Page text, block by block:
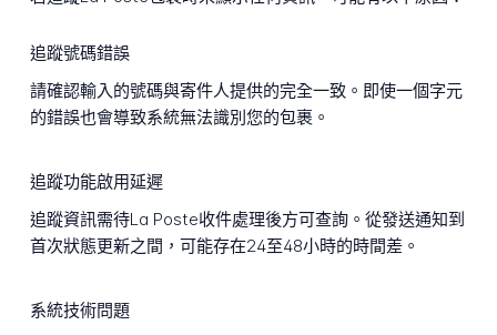
追蹤號碼錯誤
請確認輸入的號碼與寄件人提供的完全一致。即使一個字元
的錯誤也會導致系統無法識別您的包裹。
追蹤功能啟用延遲
追蹤資訊需待La Poste收件處理後方可查詢。從發送通知到
首次狀態更新之間，可能存在24至48小時的時間差。
系統技術問題